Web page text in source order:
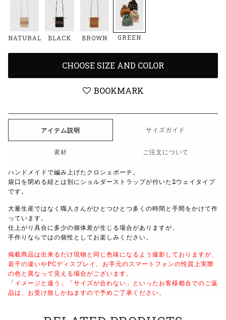
NATURAL BLACK BROWN GREEN
CHOOSE SIZE AND COLOR
BOOKMARK
アイテム説明 サイズガイド
素材 ご注文について
ハンドメイドで編み上げたクロシェポーチ。
袋口を閉める紐とは別にショルダーストラップが付いた2ウェイタイプ
です。
大量生産ではなく職人さんがひとつひとつ多くの時間と手間をかけて作
っています。
仕上がり具合に多少の個体差が生じる場合がありますが、
手作りならではの個性としてお楽しみください。
掲載商品は出来るだけ現物と同じ色味になるよう撮影しておりますが、
若干の違いやPCディスプレイ、お手元のスマートフォンの性質上実際
の色と異なって見える場合がございます。
「イメージと違う」「サイズが合わない」といったお客様都合でのご返
品は、お受け致しかねますので予めご了承ください。